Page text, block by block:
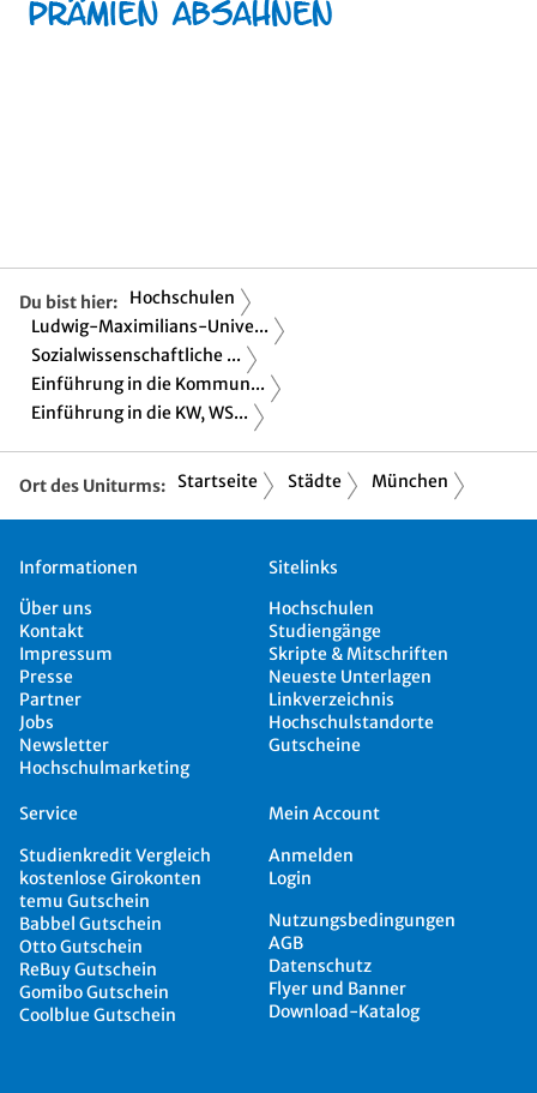
Du bist hier:
Hochschulen
Ludwig-Maximilians-Unive...
Sozialwissenschaftliche ...
Einführung in die Kommun...
Einführung in die KW, WS...
Ort des Uniturms: Startseite Städte München
Informationen
Über uns
Kontakt
Impressum
Presse
Partner
Jobs
Newsletter
Hochschulmarketing
Sitelinks
Hochschulen
Studiengänge
Skripte & Mitschriften
Neueste Unterlagen
Linkverzeichnis
Hochschulstandorte
Gutscheine
Service
Studienkredit Vergleich
kostenlose Girokonten
temu Gutschein
Babbel Gutschein
Otto Gutschein
ReBuy Gutschein
Gomibo Gutschein
Coolblue Gutschein
Mein Account
Anmelden
Login
Nutzungsbedingungen
AGB
Datenschutz
Flyer und Banner
Download-Katalog